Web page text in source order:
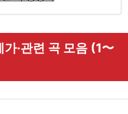
·관련 곡 모음 (1〜